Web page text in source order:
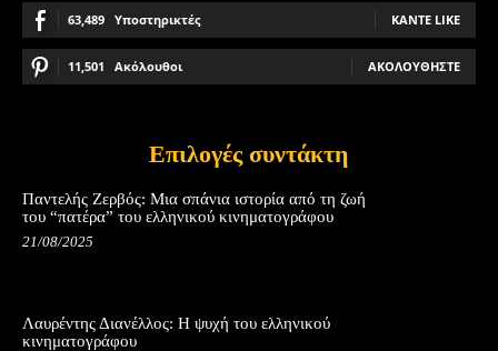
63,489 Υποστηρικτές ΚΆΝΤΕ LIKE
11,501 Ακόλουθοι ΑΚΟΛΟΥΘΉΣΤΕ
Επιλογές συντάκτη
Παντελής Ζερβός: Μια σπάνια ιστορία από τη ζωή
του “πατέρα” του ελληνικού κινηματογράφου
21/08/2025
Λαυρέντης Διανέλλος: Η ψυχή του ελληνικού
κινηματογράφου